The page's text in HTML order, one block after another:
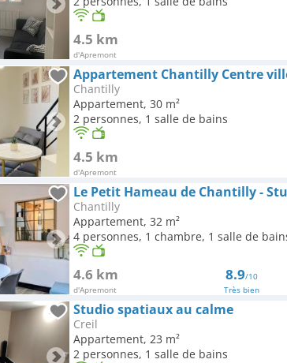
4.5 km
d'Apremont
Chantilly
Appartement, 30 m²
2 personnes, 1 salle de bains
4.5 km
d'Apremont
Chantilly
Appartement, 32 m²
4 personnes, 1 chambre, 1 salle de
4.6 km
d'Apremont
8.9/10
Très bien
Studio spatiaux au calme
Creil
Appartement, 23 m²
2 personnes, 1 salle de bains